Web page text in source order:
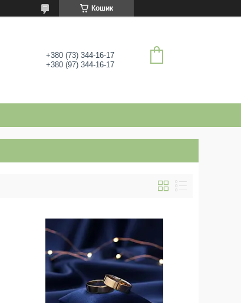
Кошик
+380 (73) 344-16-17
+380 (97) 344-16-17